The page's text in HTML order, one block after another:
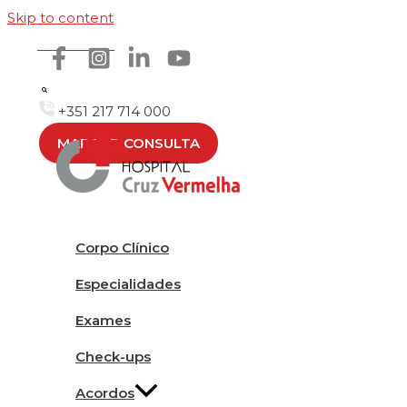
Skip to content
Como chegar
+351 217 714 000
MARCAR CONSULTA
Corpo Clínico
Especialidades
Exames
Check-ups
Acordos